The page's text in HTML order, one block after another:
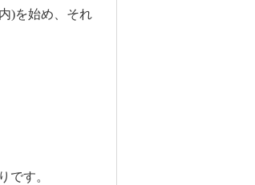
)を始め、それ
です。